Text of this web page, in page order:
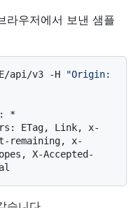
라우저에서 보낸 샘플
api/v3 -H
"Origin:
*
ETag, Link, x-
x-
X-Accepted-